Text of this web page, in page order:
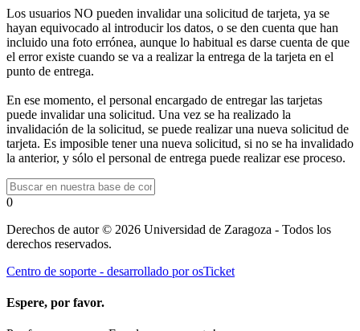
Los usuarios NO pueden invalidar una solicitud de tarjeta, ya se
hayan equivocado al introducir los datos, o se den cuenta que han
incluido una foto errónea, aunque lo habitual es darse cuenta de que
el error existe cuando se va a realizar la entrega de la tarjeta en el
punto de entrega.
En ese momento, el personal encargado de entregar las tarjetas
puede invalidar una solicitud. Una vez se ha realizado la
invalidación de la solicitud, se puede realizar una nueva solicitud de
tarjeta. Es imposible tener una nueva solicitud, si no se ha invalidado
la anterior, y sólo el personal de entrega puede realizar ese proceso.
0
Derechos de autor © 2026 Universidad de Zaragoza - Todos los
derechos reservados.
Centro de soporte - desarrollado por osTicket
Espere, por favor.